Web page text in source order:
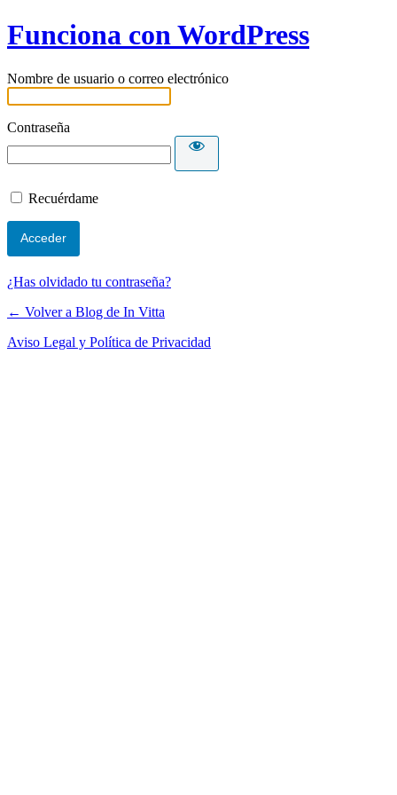
Funciona con WordPress
Nombre de usuario o correo electrónico
Contraseña
Recuérdame
¿Has olvidado tu contraseña?
← Volver a Blog de In Vitta
Aviso Legal y Política de Privacidad